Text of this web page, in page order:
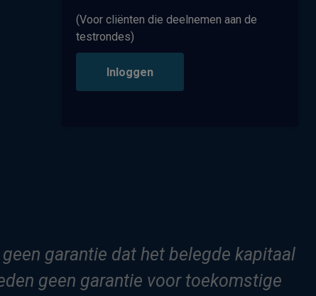
(Voor cliënten die deelnemen aan de
testrondes)
Inloggen
garantie dat het belegde kapitaal
geen garantie voor toekomstige